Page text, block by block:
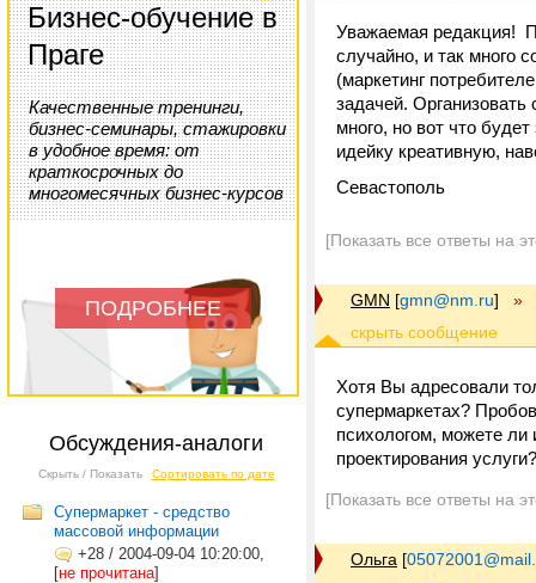
Бизнес-обучение в
Праге
Качественные тренинги,
бизнес-семинары, стажировки
в удобное время: от
краткосрочных до
многомесячных бизнес-курсов
ПОДРОБНЕЕ
Обсуждения-аналоги
Скрыть / Показать Сортировать по дате
Супермаркет - средство
массовой информации
+28 / 2004-09-04 10:20:00,
[не прочитана]
Уважаемая редакция!
случайно, и так много
(маркетинг
задачей.
много, но вот что
идейку креативную,
Севастополь
[Показать все ответы на
GMN [gmn@nm.ru] »
Хотя Вы адресовали
супермаркетах?
психологом, можете ли
проектирования услуги?
[Показать все ответы на
Ольга [